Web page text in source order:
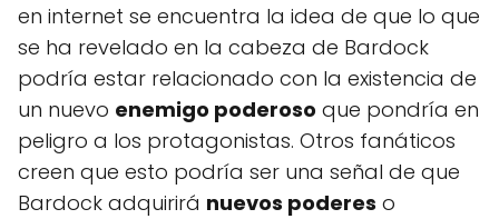
en internet se encuentra la idea de que lo que
se ha revelado en la cabeza de Bardock
podría estar relacionado con la existencia de
un nuevo enemigo poderoso que pondría en
peligro a los protagonistas. Otros fanáticos
creen que esto podría ser una señal de que
Bardock adquirirá nuevos poderes o